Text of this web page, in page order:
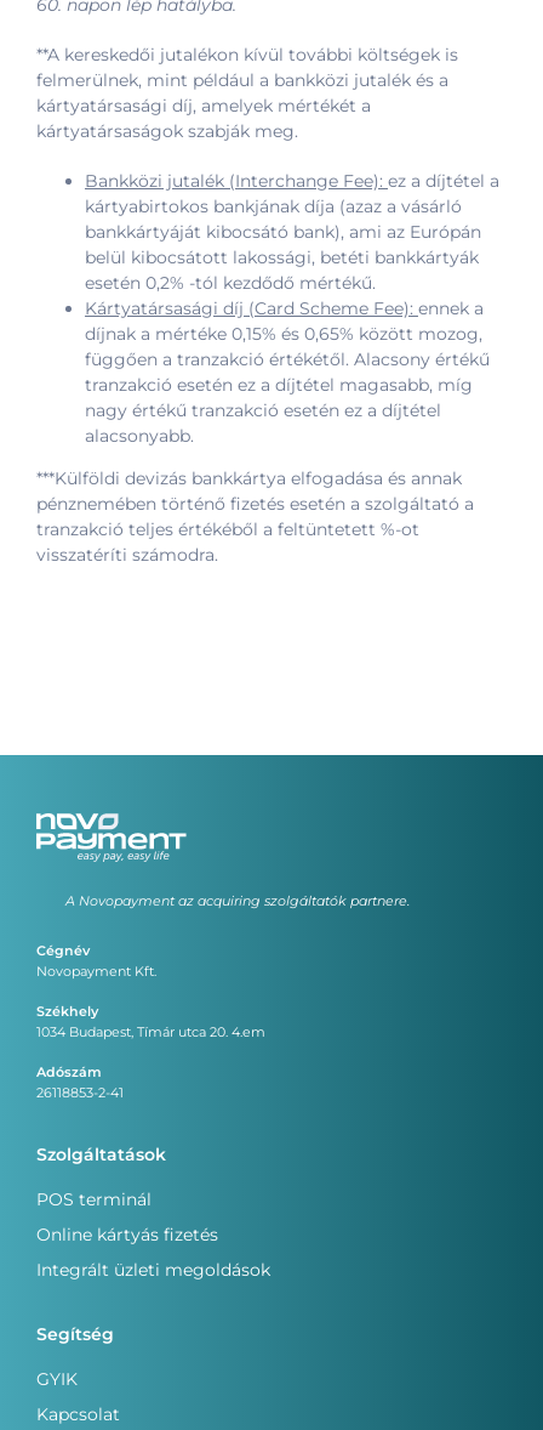
**A kereskedői jutalékon kívül további költségek is
felmerülnek, mint például a bankközi jutalék és a
kártyatársasági díj, amelyek mértékét a
kártyatársaságok szabják meg.
Bankközi jutalék (Interchange Fee): ez a díjtétel a
kártyabirtokos bankjának díja (azaz a vásárló
bankkártyáját kibocsátó bank), ami az Európán
belül kibocsátott lakossági, betéti bankkártyák
esetén 0,2% -tól kezdődő mértékű.
Kártyatársasági díj (Card Scheme Fee): ennek a
díjnak a mértéke 0,15% és 0,65% között mozog,
függően a tranzakció értékétől. Alacsony értékű
tranzakció esetén ez a díjtétel magasabb, míg
nagy értékű tranzakció esetén ez a díjtétel
alacsonyabb.
***Külföldi devizás bankkártya elfogadása és annak
pénznemében történő fizetés esetén a szolgáltató a
tranzakció teljes értékéből a feltüntetett %-ot
visszatéríti számodra.
A Novopayment az acquiring szolgáltatók partnere.
Cégnév
Novopayment Kft.
Székhely
1034 Budapest, Tímár utca 20. 4.em
Adószám
26118853-2-41
Szolgáltatások
POS terminál
Online kártyás fizetés
Integrált üzleti megoldások
Segítség
GYIK
Kapcsolat